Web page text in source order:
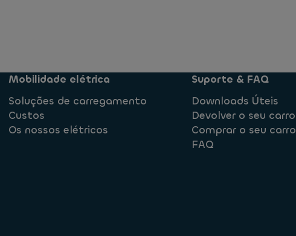
Mobilidade elétrica
Soluções de carregamento
Custos
Os nossos elétricos
Suporte & FAQ
Downloads Úteis
Devolver o seu carro
Comprar o seu carro
FAQ